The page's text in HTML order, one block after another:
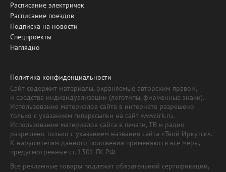
Расписание электричек
Расписание поездов
Подписка на новости
Спецпроекты
Наглядно
Политика конфиденциальности
Сайт содержит материалы, охраняемые авторским правом,
и средства индивидуализации (логотипы, фирменные знаки).
Использование материалов сайта в интернете разрешено
только с указанием гиперссылки на сайт www.irk.ru.
Использование материалов сайта в печати, ТВ и радио
разрешено только с указанием названия сайта «Твой Иркутск».
К нарушителям данного положения применяются все меры,
предусмотренные ст. 1301 ГК РФ.
Все рекламные товары подлежат обязательной сертификации,